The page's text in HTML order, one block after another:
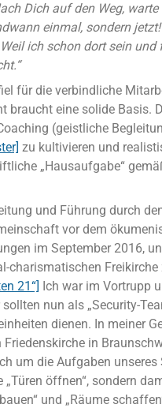
Dich auf den Weg,
einmal, sondern
ich schon dort sein
für die verbindliche
braucht eine solide Basis.
(geistliche
zu kultivieren und
„Hausaufgabe“
und Führung durch
vor dem
im September 2016,
charismatischen Freikirche
21“] Ich war im Vortrupp
nun als „Security-
dienen. In meiner
in
um die Aufgaben
öffnen“, sondern
und „Räume